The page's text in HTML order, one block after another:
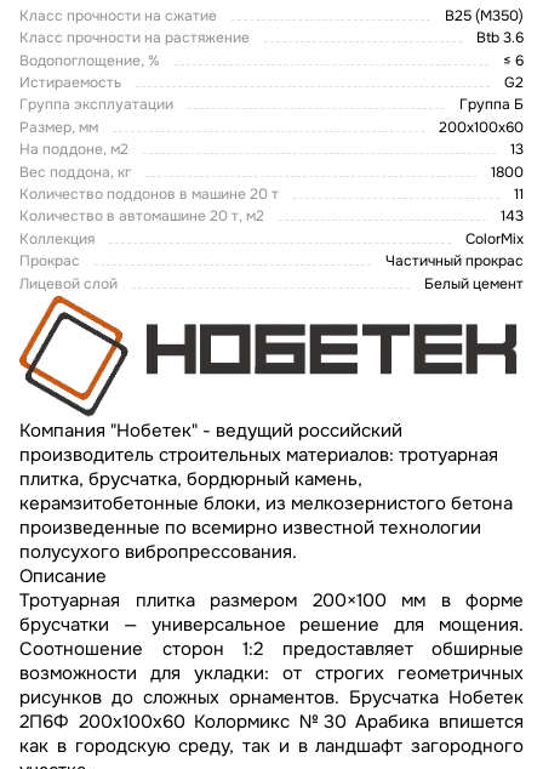
Класс прочности на сжатие
В25 (М350)
Класс прочности на растяжение
Btb 3.6
Водопоглощение, %
≤ 6
Истираемость
G2
Группа эксплуатации
Группа Б
Размер, мм
200х100х60
На поддоне, м2
13
Вес поддона, кг
1800
Количество поддонов в машине 20 т
11
Количество в автомашине 20 т, м2
143
Коллекция
ColorMix
Прокрас
Частичный прокрас
Лицевой слой
Белый цемент
Компания "Нобетек" - ведущий российский
производитель строительных материалов: тротуарная
плитка, брусчатка, бордюрный камень,
керамзитобетонные блоки, из мелкозернистого бетона
произведенные по всемирно известной технологии
полусухого вибропрессования.
Описание
Тротуарная плитка размером 200×100 мм в форме
брусчатки — универсальное решение для мощения.
Соотношение сторон 1:2 предоставляет обширные
возможности для укладки: от строгих геометричных
рисунков до сложных орнаментов. Брусчатка Нобетек
2П6Ф 200x100x60 Колормикс №30 Арабика впишется
как в городскую среду, так и в ландшафт загородного